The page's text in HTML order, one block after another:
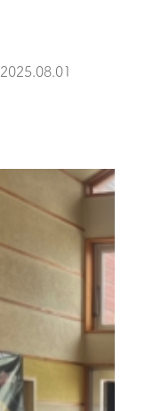
2025.08.01